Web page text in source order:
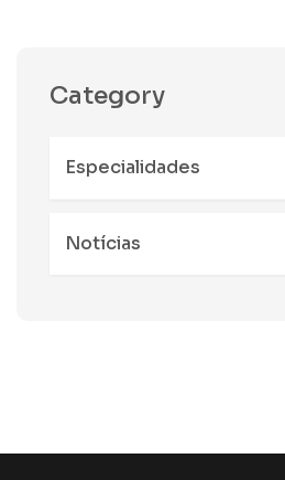
Category
Especialidades
Notícias